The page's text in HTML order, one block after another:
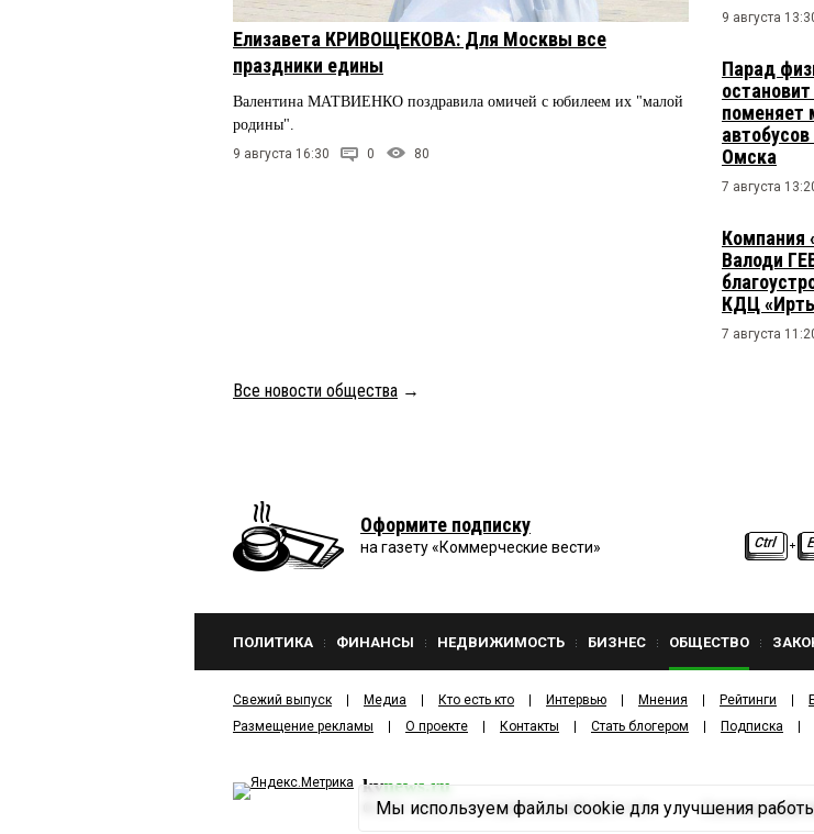
Елизавета КРИВОЩЕКОВА: Для Москвы все
праздники едины
Валентина МАТВИЕНКО поздравила омичей с юбилеем их "малой
родины".
9 августа 16:30 0 80
9 августа
Парад
поменяет
Омска
7 августа
Компания
Валоди
КДЦ
7 августа
Все новости общества →
Оформите подписку
на газету «Коммерческие вести»
ПОЛИТИКА ФИНАНСЫ НЕДВИЖИМОСТЬ БИЗНЕС ОБЩЕСТВО
Свежий выпуск Медиа Кто есть кто Интервью Мнения Рейтинги
Размещение рекламы
О проекте Контакты Стать блогером Подписка
kvnews.ru
2001—2026ООО ИЗДАТЕЛЬСКИЙ ДОМ «КВ».
Политика
Мы используем файлы cookie для улучшения работы